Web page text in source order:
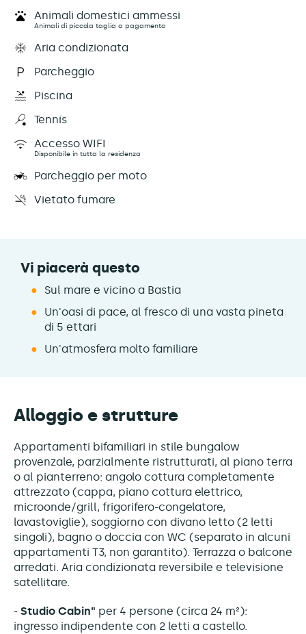
Animali domestici ammessi
Animali di piccola taglia a pagamento
Aria condizionata
Parcheggio
Piscina
Tennis
Accesso WIFI
Disponibile in tutta la residenza
Parcheggio per moto
Vietato fumare
Vi piacerà questo
Sul mare e vicino a Bastia
Un'oasi di pace, al fresco di una vasta pineta
di 5 ettari
Un'atmosfera molto familiare
Alloggio e strutture
Appartamenti bifamiliari in stile bungalow
provenzale, parzialmente ristrutturati, al piano terra
o al pianterreno: angolo cottura completamente
attrezzato (cappa, piano cottura elettrico,
microonde/grill, frigorifero-congelatore,
lavastoviglie), soggiorno con divano letto (2 letti
singoli), bagno o doccia con WC (separato in alcuni
appartamenti T3, non garantito). Terrazza o balcone
arredati. Aria condizionata reversibile e televisione
satellitare.
- Studio Cabin" per 4 persone (circa 24 m²):
ingresso indipendente con 2 letti a castello.